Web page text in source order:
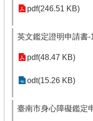
pdf(246.51 KB)
英文鑑定證明申請書-
pdf(48.47 KB)
odt(15.26 KB)
臺南市身心障礙鑑定